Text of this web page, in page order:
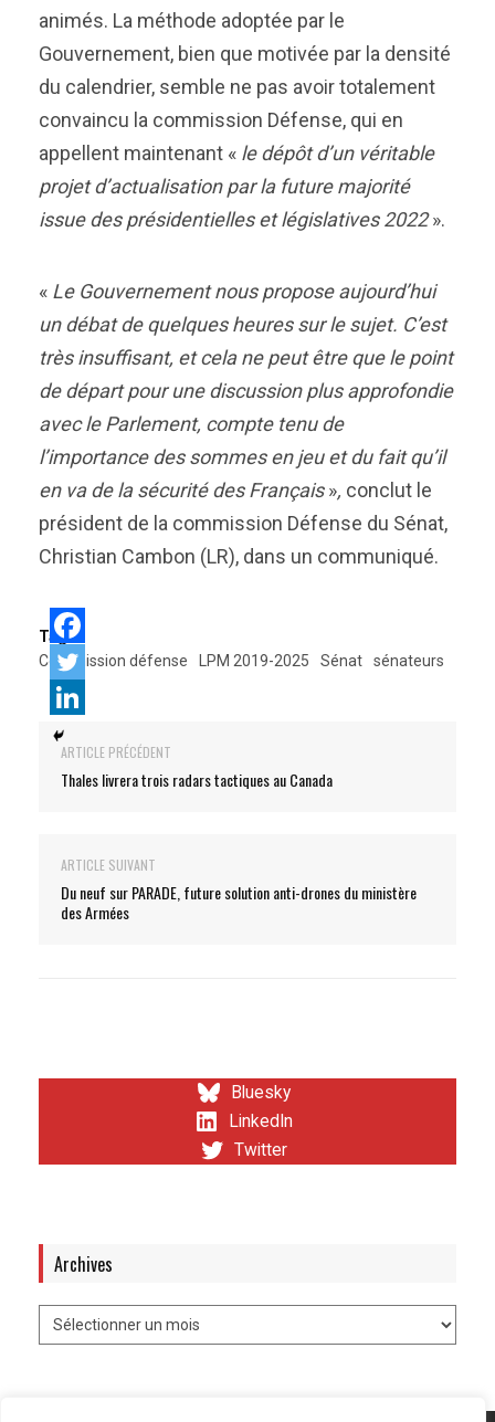
animés. La méthode adoptée par le
Gouvernement, bien que motivée par la densité
du calendrier, semble ne pas avoir totalement
convaincu la commission Défense, qui en
appellent maintenant « le dépôt d’un véritable
projet d’actualisation par la future majorité
issue des présidentielles et législatives 2022».
« Le Gouvernement nous propose aujourd’hui
un débat de quelques heures sur le sujet. C’est
très insuffisant, et cela ne peut être que le point
de départ pour une discussion plus approfondie
avec le Parlement, compte tenu de
l’importance des sommes en jeu et du fait qu’il
en va de la sécurité des Français», conclut le
président de la commission Défense du Sénat,
Christian Cambon (LR), dans un communiqué.
Tags:
Commission défense
LPM 2019-2025 Sénat sénateurs
ARTICLE PRÉCÉDENT
Thales livrera trois radars tactiques au Canada
ARTICLE SUIVANT
Du neuf sur PARADE, future solution anti-drones du ministère
des Armées
Bluesky
LinkedIn
Twitter
Archives